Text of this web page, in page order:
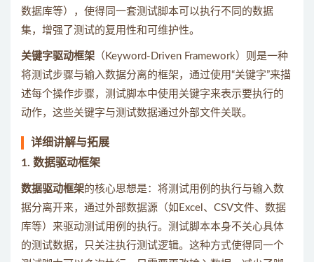
数据库等），使得同一套测试脚本可以执行不同的数据
集，增强了测试的复用性和可维护性。
关键字驱动框架 （Keyword-Driven Framework）则是一种
将测试步骤与输入数据分离的框架，通过使用“关键字”来描
述每个操作步骤，测试脚本中使用关键字来表示要执行的
动作，这些关键字与测试数据通过外部文件关联。
详细讲解与拓展
1. 数据驱动框架
数据驱动框架的核心思想是：将测试用例的执行与输入数
据分离开来，通过外部数据源（如Excel、CSV文件、数据
库等）来驱动测试用例的执行。测试脚本本身不关心具体
的测试数据，只关注执行测试逻辑。这种方式使得同一个